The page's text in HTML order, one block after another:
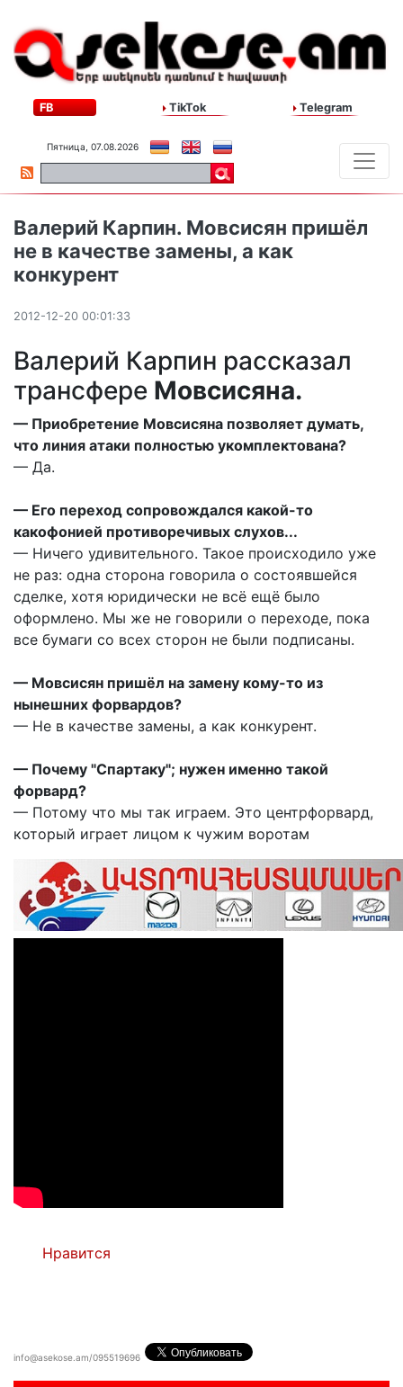
FB TikTok Telegram
Пятница, 07.08.2026
Валерий Карпин. Мовсисян пришёл
не в качестве замены, а как
конкурент
2012-12-20 00:01:33
Валерий Карпин рассказал
трансфере Мовсисяна.
— Приобретение Мовсисяна позволяет думать,
что линия атаки полностью укомплектована?
— Да.
— Его переход сопровождался какой-то
какофонией противоречивых слухов...
— Ничего удивительного. Такое происходило уже
не раз: одна сторона говорила о состоявшейся
сделке, хотя юридически не всё ещё было
оформлено. Мы же не говорили о переходе, пока
все бумаги со всех сторон не были подписаны.
— Мовсисян пришёл на замену кому-то из
нынешних форвардов?
— Не в качестве замены, а как конкурент.
— Почему "Спартаку"; нужен именно такой
форвард?
— Потому что мы так играем. Это центрфорвард,
который играет лицом к чужим воротам
Нравится
info@asekose.am/095519696